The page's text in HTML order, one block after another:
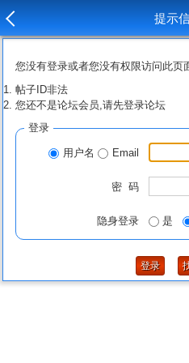
提示
您没有登录或者您没有权限访问此页
帖子ID非法
您还不是论坛会员,请先登录论坛
登录
用户名 Email
密 码
隐身登录 是